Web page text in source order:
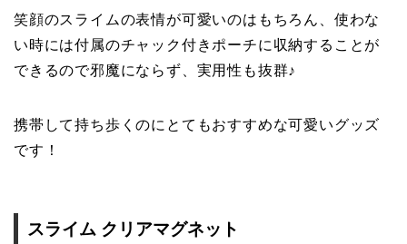
笑顔のスライムの表情が可愛いのはもちろん、使わな
い時には付属のチャック付きポーチに収納することが
できるので邪魔にならず、実用性も抜群♪
携帯して持ち歩くのにとてもおすすめな可愛いグッズ
です！
スライム クリアマグネット